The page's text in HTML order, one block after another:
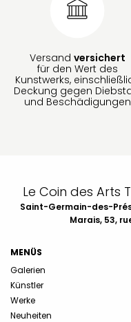
Versand versichert
für den Wert des
Kunstwerks,
Deckung gegen
und Beschädigungen
Le Coin des Arts
Saint-Germain-des-
Marais, 53,
MENÜS
Galerien
Künstler
Werke
Neuheiten